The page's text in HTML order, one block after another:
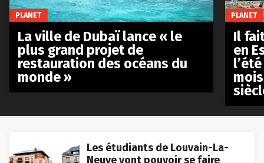
Les étudiants de Louvain-La-
Neuve vont pouvoir se faire
PLANET
La ville de Dubaï lance « le
plus grand projet de
restauration des océans du
monde »
PLANET
Il
en